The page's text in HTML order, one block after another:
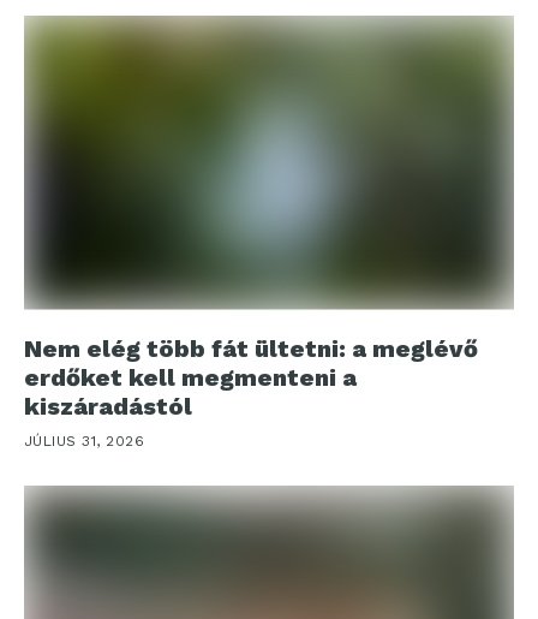
Nem elég több fát ültetni: a meglévő
erdőket kell megmenteni a
kiszáradástól
JÚLIUS 31, 2026